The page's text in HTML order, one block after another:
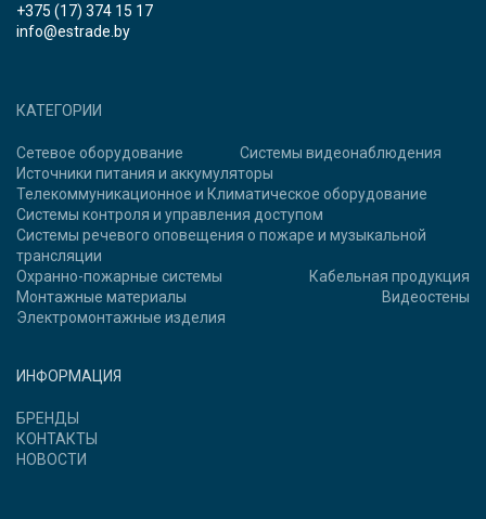
+375 (17) 374 15 17
info@estrade.by
КАТЕГОРИИ
Сетевое оборудование
Системы видеонаблюдения
Источники питания и аккумуляторы
Телекоммуникационное и Климатическое оборудование
Системы контроля и управления доступом
Системы речевого оповещения о пожаре и музыкальной
трансляции
Охранно-пожарные системы
Кабельная продукция
Монтажные материалы
Видеостены
Электромонтажные изделия
ИНФОРМАЦИЯ
БРЕНДЫ
КОНТАКТЫ
НОВОСТИ